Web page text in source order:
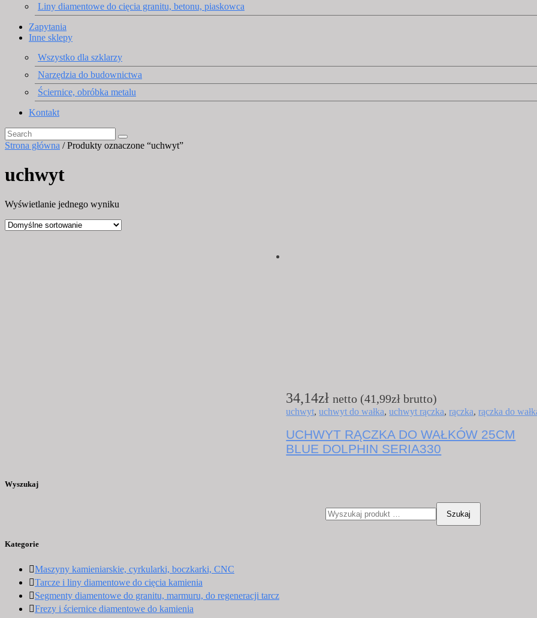
Liny diamentowe do cięcia granitu, betonu, piaskowca
Zapytania
Inne sklepy
Wszystko dla szklarzy
Narzędzia do budownictwa
Ściernice, obróbka metalu
Kontakt
Strona główna / Produkty oznaczone “uchwyt”
uchwyt
Wyświetlanie jednego wyniku
34,14zł netto (41,99zł brutto)
uchwyt,uchwyt do wałka,uchwyt rączka,rączka,rączka do
UCHWYT RĄCZKA DO WAŁKÓW 25CM
BLUE DOLPHIN SERIA330
Wyszukaj
Szukaj
Kategorie
Maszyny kamieniarskie, cyrkularki, boczkarki, CNC
Tarcze i liny diamentowe do cięcia kamienia
Segmenty diamentowe do granitu, marmuru, do regeneracji tarcz
Frezy i ściernice diamentowe do kamienia